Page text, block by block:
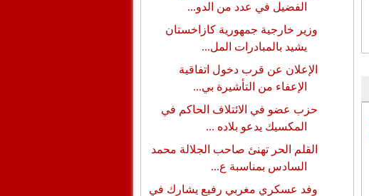
الفضيل في عدد من الدو...
وزير خارجية جمهورية كازاخستان
يشيد بالمبادرات المل...
الإعلان عن قرب دخول اتفاقية
الإعفاء من التأشيرة بي...
حزب عضو في الائتلاف الحاكم في
المكسيك يدعو بلاده ...
القلم الحر تهنئ صاحب الجلالة محمد
السادس بمناسبة ع...
وفد عسكري مغربي رفيع يشارك في